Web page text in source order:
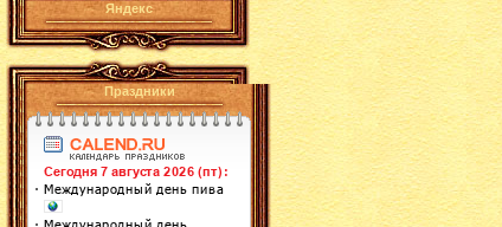
Яндекс
Праздники